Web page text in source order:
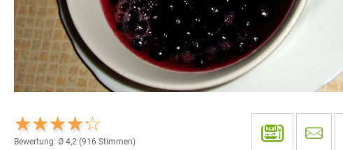
Bewertung: Ø 4,2 (916 Stimmen)